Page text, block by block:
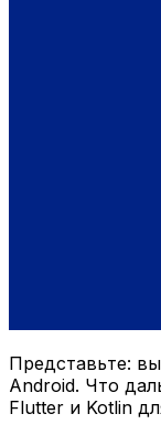
Представьте:
Android. Что
Flutter и Kotlin